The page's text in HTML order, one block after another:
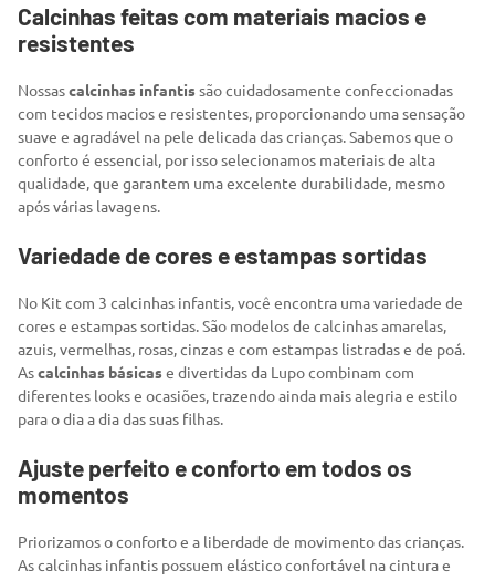
Calcinhas feitas com materiais macios e
resistentes
Nossascalcinhas infantissão cuidadosamente confeccionadas
com tecidos macios e resistentes, proporcionando uma sensação
suave e agradável na pele delicada das crianças. Sabemos que o
conforto é essencial, por isso selecionamos materiais de alta
qualidade, que garantem uma excelente durabilidade, mesmo
após várias lavagens.
Variedade de cores e estampas sortidas
No Kit com 3 calcinhas infantis, você encontra uma variedade de
cores e estampas sortidas. São modelos de calcinhas amarelas,
azuis, vermelhas, rosas, cinzas e com estampas listradas e de poá.
Ascalcinhas básicase divertidas da Lupo combinam com
diferentes looks e ocasiões, trazendo ainda mais alegria e estilo
para o dia a dia das suas filhas.
Ajuste perfeito e conforto em todos os
momentos
Priorizamos o conforto e a liberdade de movimento das crianças.
As calcinhas infantis possuem elástico confortável na cintura e